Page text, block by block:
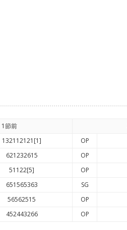
1節前
132112121[1] OP
621232615 OP
51122[5] OP
651565363 SG
56562515 OP
452443266 OP